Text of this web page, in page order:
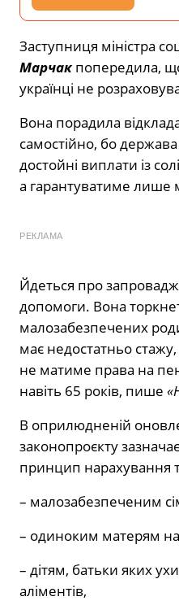
Заступниця міністра
Марчак попередила,
українці не
Вона порадила
самостійно, бо
достойні виплати із
а гарантуватиме лише
РЕКЛАМА
Йдеться про
допомоги. Вона
малозабезпечених
має недостатньо
не матиме права на
навіть 65 років, пише
В оприлюдненій
законопроєкту
принцип нарахування
– малозабезпеченим
– одиноким матерям на
– дітям, батьки яких
аліментів,